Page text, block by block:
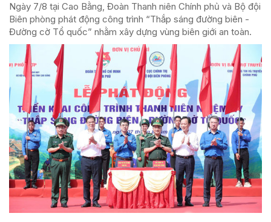
Ngày 7/8 tại Cao Bằng, Đoàn Thanh niên Chính phủ và Bộ đội
Biên phòng phát động công trình “Thắp sáng đường biên -
Đường cờ Tổ quốc” nhằm xây dựng vùng biên giới an toàn.